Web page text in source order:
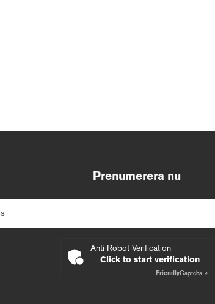
Prenumerera nu
Anti-Robot Verification
Click to start verification
FriendlyCaptcha ⇗